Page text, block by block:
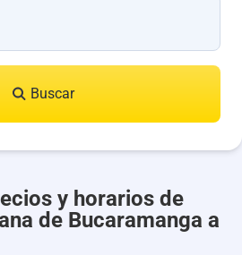
Buscar
y horarios de
de Bucaramanga a